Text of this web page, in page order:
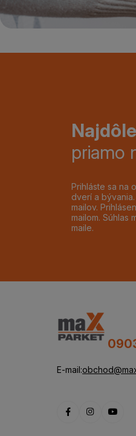
priamo
Prihláste sa na
dverí a
mailov.
mailom.
maile.
E-mail: